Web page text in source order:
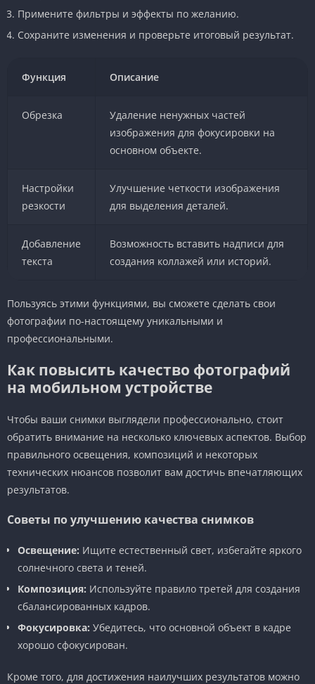
Примените фильтры и эффекты по желанию.
Сохраните изменения и проверьте итоговый результат.
Функция Описание
Обрезка
Удаление ненужных частей
изображения для фокусировки на
основном объекте.
Настройки
резкости
Улучшение четкости изображения
для выделения деталей.
Добавление
текста
Возможность вставить надписи для
создания коллажей или историй.
Пользуясь этими функциями, вы сможете сделать свои
фотографии по-настоящему уникальными и
профессиональными.
Как повысить качество фотографий
на мобильном устройстве
Чтобы ваши снимки выглядели профессионально, стоит
обратить внимание на несколько ключевых аспектов. Выбор
правильного освещения, композиций и некоторых
технических нюансов позволит вам достичь впечатляющих
результатов.
Советы по улучшению качества снимков
Освещение: Ищите естественный свет, избегайте яркого
солнечного света и теней.
Композиция: Используйте правило третей для создания
сбалансированных кадров.
Фокусировка: Убедитесь, что основной объект в кадре
хорошо сфокусирован.
Кроме того, для достижения наилучших результатов можно